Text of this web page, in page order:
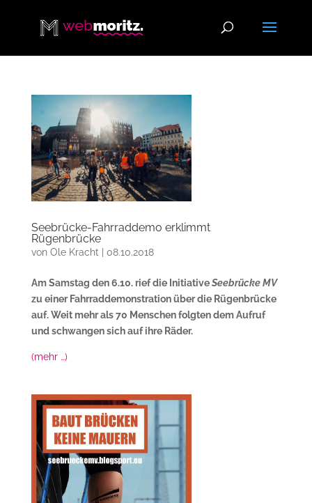
Seebrücke-Fahrraddemo erklimmt
Rügenbrücke
von Ole Kracht 08.10.2018
Am Samstag den 6.10. rief die InitiativeSeebrücke MV
zu einer Fahrraddemonstration über die Rügenbrücke
auf. Weit mehr als 70 Menschen folgten dem Aufruf
und schwangen sich auf ihre Räder.
(mehr …)